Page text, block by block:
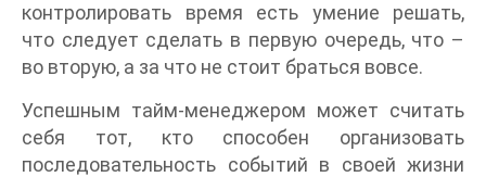
контролировать время есть умение решать,
что следует сделать в первую очередь, что –
во вторую, а за что не стоит браться вовсе.
Успешным тайм-менеджером может считать
себя тот, кто способен организовать
последовательность событий в своей жизни